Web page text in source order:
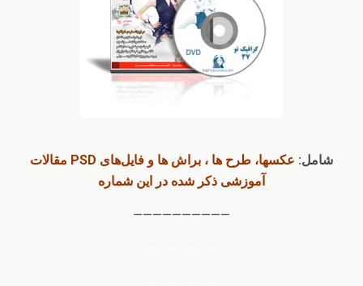
شامل:
عکسها، طرح ها ، براش ها و فایل‌های PSD مقالات
آموزشی ذکر شده در این شماره
——————————